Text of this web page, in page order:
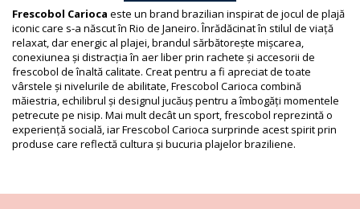
Modelul nu corespunde în totalitate și acesta poate varia în
funcţie de croială
Fotografii retușate
Instrucţiuni de spălare și
îngrijire
Instrucţiuni de îngrijire pentru: Frescobol Carioca
Ipanema Neoprene Bat Case Sky Blue
Îndepărtați urmele de nisip.
Genți din material textil: aspirați nisipul și spălați manual sau la
Frescobol Carioca este un brand brazilian inspirat de jocul de plajă
iconic care s-a născut în Rio de Janeiro. Înrădăcinat în stilul de viață
relaxat, dar energic al plajei, brandul sărbătorește mișcarea,
conexiunea și distracția în aer liber prin rachete și accesorii de
frescobol de înaltă calitate. Creat pentru a fi apreciat de toate
vârstele și nivelurile de abilitate, Frescobol Carioca combină
măiestria, echilibrul și designul jucăuș pentru a îmbogăți momentele
petrecute pe nisip. Mai mult decât un sport, frescobol reprezintă o
experiență socială, iar Frescobol Carioca surprinde acest spirit prin
produse care reflectă cultura și bucuria plajelor braziliene.